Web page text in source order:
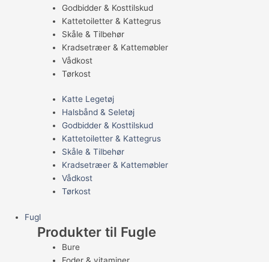
Godbidder & Kosttilskud
Kattetoiletter & Kattegrus
Skåle & Tilbehør
Kradsetræer & Kattemøbler
Vådkost
Tørkost
Katte Legetøj
Halsbånd & Seletøj
Godbidder & Kosttilskud
Kattetoiletter & Kattegrus
Skåle & Tilbehør
Kradsetræer & Kattemøbler
Vådkost
Tørkost
Fugl
Produkter til Fugle
Bure
Foder & vitaminer